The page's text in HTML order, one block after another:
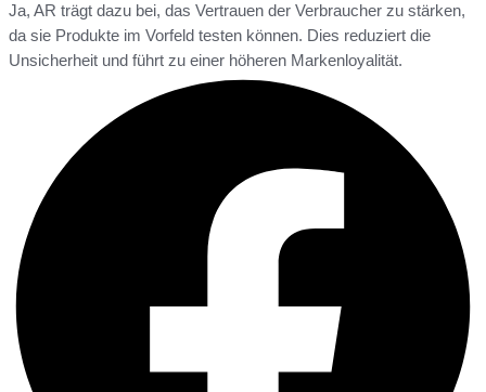
Ja, AR trägt dazu bei, das Vertrauen der Verbraucher zu stärken,
da sie Produkte im Vorfeld testen können. Dies reduziert die
Unsicherheit und führt zu einer höheren Markenloyalität.